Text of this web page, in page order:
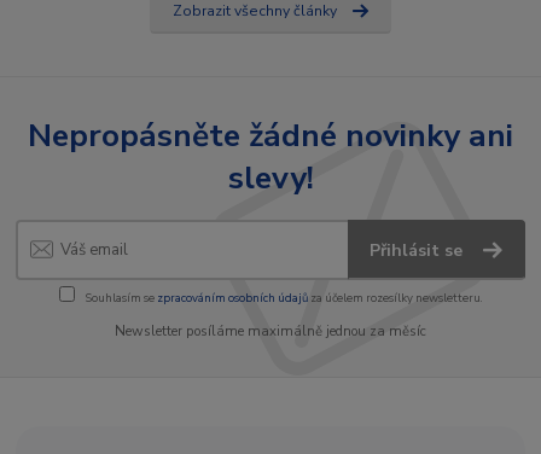
Zobrazit všechny články
Nepropásněte žádné novinky ani
slevy!
Přihlásit se
Souhlasím se zpracováním osobních údajůza účelem rozesílky newsletteru.
Newsletter posíláme maximálně jednou za měsíc